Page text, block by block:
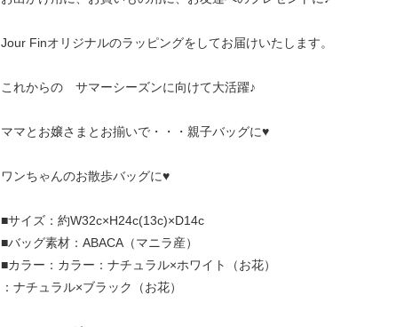
Jour Finオリジナルのラッピングをしてお届けいたします。
これからの サマーシーズンに向けて大活躍♪
ママとお嬢さまとお揃いで・・・親子バッグに♥
ワンちゃんのお散歩バッグに♥
■サイズ：約W32c×H24c(13c)×D14c
■バッグ素材：ABACA（マニラ産）
■カラー：カラー：ナチュラル×ホワイト（お花）
：ナチュラル×ブラック（お花）